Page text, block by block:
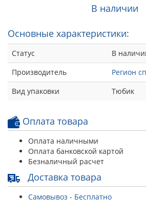
В наличии
Основные характеристики:
Статус
В
Производитель
Регион
Вид упаковки
Тюбик
Оплата товара
Оплата наличными
Оплата банковской картой
Безналичный расчет
Доставка товара
Самовывоз - Бесплатно